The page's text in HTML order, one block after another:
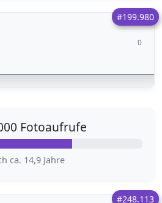
#199.980
0
Fotoaufrufe
ca. 14,9 Jahre
#248.113